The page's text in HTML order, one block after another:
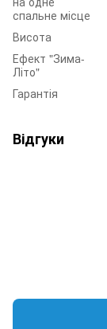
спальне місце
Висота
Ефект "Зима-
Літо"
Гарантія
Відгуки